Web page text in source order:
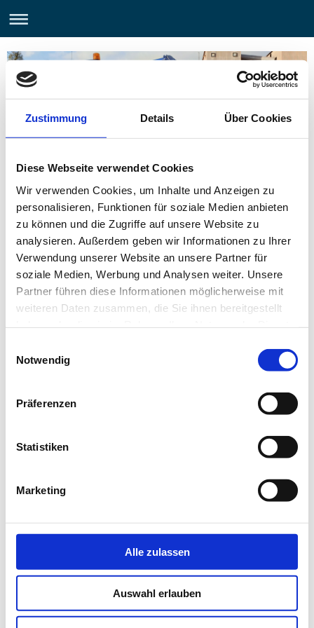
Zustimmung Details Über Cookies
Diese Webseite verwendet Cookies
Wir verwenden Cookies, um Inhalte und Anzeigen zu
personalisieren, Funktionen für soziale Medien anbieten
zu können und die Zugriffe auf unsere Website zu
analysieren. Außerdem geben wir Informationen zu Ihrer
Verwendung unserer Website an unsere Partner für
soziale Medien, Werbung und Analysen weiter. Unsere
Partner führen diese Informationen möglicherweise mit
weiteren Daten zusammen, die Sie ihnen bereitgestellt
Notwendig
Präferenzen
Statistiken
Marketing
Alle zulassen
Auswahl erlauben
Vorher und Nachher